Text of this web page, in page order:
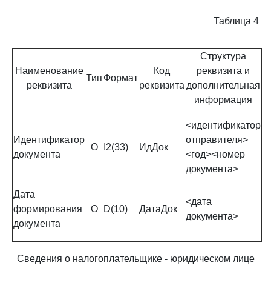
Таблица 4
Наименование
реквизита
Тип Формат
Код
реквизита
Структура
реквизита и
дополнительная
информация
Идентификатор
документа
О I2(33) ИдДок
<идентификатор
отправителя>
<год><номер
документа>
Дата
формирования
документа
О D(10) ДатаДок
<дата
документа>
Сведения о налогоплательщике - юридическом лице